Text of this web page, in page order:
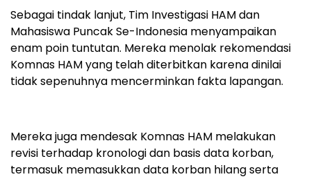
Sebagai tindak lanjut, Tim Investigasi HAM dan
Mahasiswa Puncak Se-Indonesia menyampaikan
enam poin tuntutan. Mereka menolak rekomendasi
Komnas HAM yang telah diterbitkan karena dinilai
tidak sepenuhnya mencerminkan fakta lapangan.
Mereka juga mendesak Komnas HAM melakukan
revisi terhadap kronologi dan basis data korban,
termasuk memasukkan data korban hilang serta